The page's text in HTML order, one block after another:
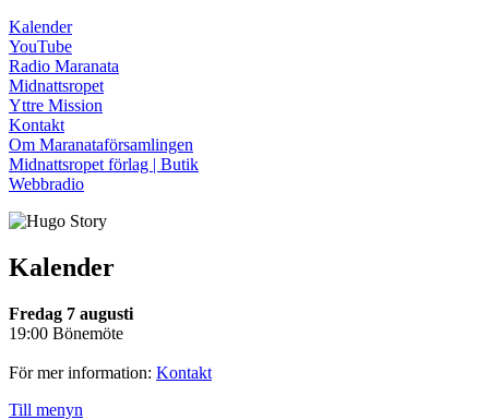
Kalender
YouTube
Radio Maranata
Midnattsropet
Yttre Mission
Kontakt
Om Maranataförsamlingen
Midnattsropet förlag | Butik
Webbradio
Kalender
Fredag 7 augusti
19:00 Bönemöte
För mer information: Kontakt
Till menyn